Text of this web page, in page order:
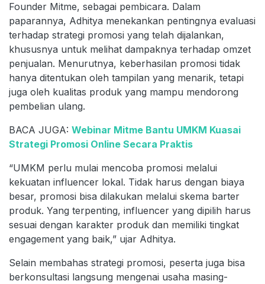
Founder Mitme, sebagai pembicara. Dalam
paparannya, Adhitya menekankan pentingnya evaluasi
terhadap strategi promosi yang telah dijalankan,
khususnya untuk melihat dampaknya terhadap omzet
penjualan. Menurutnya, keberhasilan promosi tidak
hanya ditentukan oleh tampilan yang menarik, tetapi
juga oleh kualitas produk yang mampu mendorong
pembelian ulang.
BACA JUGA: Webinar Mitme Bantu UMKM Kuasai
Strategi Promosi Online Secara Praktis
“UMKM perlu mulai mencoba promosi melalui
kekuatan influencer lokal. Tidak harus dengan biaya
besar, promosi bisa dilakukan melalui skema barter
produk. Yang terpenting, influencer yang dipilih harus
sesuai dengan karakter produk dan memiliki tingkat
engagement yang baik,” ujar Adhitya.
Selain membahas strategi promosi, peserta juga bisa
berkonsultasi langsung mengenai usaha masing-